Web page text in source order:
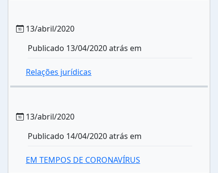
13/abril/2020
Publicado 13/04/2020 atrás em
Relações jurídicas
13/abril/2020
Publicado 14/04/2020 atrás em
EM TEMPOS DE CORONAVÍRUS